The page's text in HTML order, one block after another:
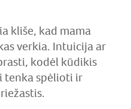
kliše, kad mama
verkia. Intuicija ar
kodėl kūdikis
tenka spėlioti ir